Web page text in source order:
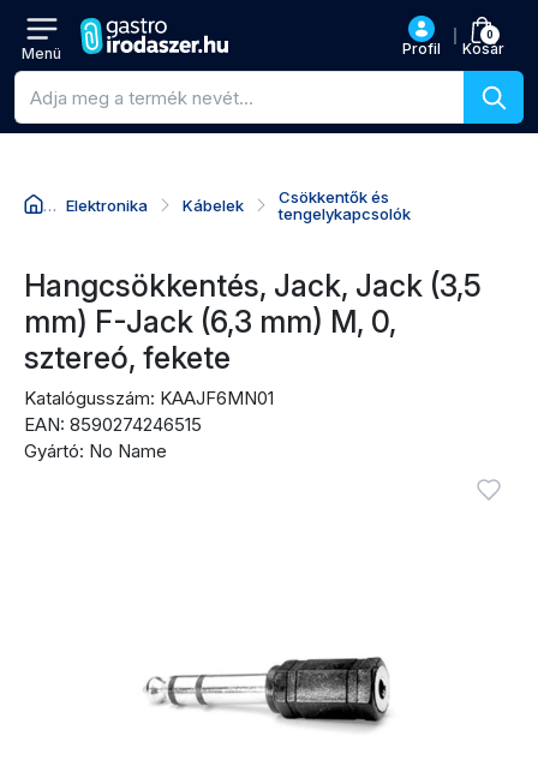
Menü Profil
0
Kosár
Termékkeresés
Elektronika Kábelek
Csökkentők és
tengelykapcsolók
Hangcsökkentés, Jack, Jack (3,5
mm) F-Jack (6,3 mm) M, 0,
sztereó, fekete
Katalógusszám: KAAJF6MN01
EAN: 8590274246515
Gyártó: No Name